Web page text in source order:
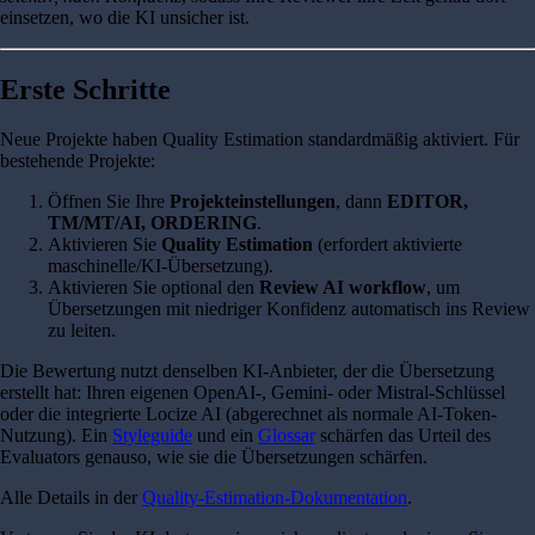
einsetzen, wo die KI unsicher ist.
Erste Schritte
Neue Projekte haben Quality Estimation standardmäßig aktiviert. Für
bestehende Projekte:
Öffnen Sie Ihre Projekteinstellungen, dann EDITOR,
TM/MT/AI, ORDERING.
Aktivieren Sie Quality Estimation (erfordert aktivierte
maschinelle/KI-Übersetzung).
Aktivieren Sie optional den Review AI workflow, um
Übersetzungen mit niedriger Konfidenz automatisch ins Review
zu leiten.
Die Bewertung nutzt denselben KI-Anbieter, der die Übersetzung
erstellt hat: Ihren eigenen OpenAI-, Gemini- oder Mistral-Schlüssel
oder die integrierte Locize AI (abgerechnet als normale AI-Token-
Nutzung). Ein Styleguide und ein Glossarschärfen das Urteil des
Evaluators genauso, wie sie die Übersetzungen schärfen.
Alle Details in der Quality-Estimation-Dokumentation.